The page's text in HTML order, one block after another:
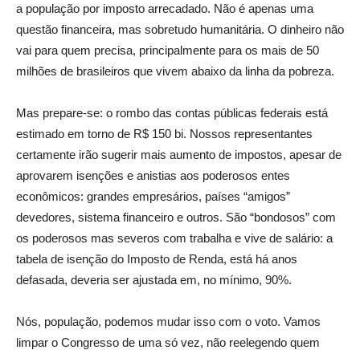
a população por imposto arrecadado. Não é apenas uma
questão financeira, mas sobretudo humanitária. O dinheiro não
vai para quem precisa, principalmente para os mais de 50
milhões de brasileiros que vivem abaixo da linha da pobreza.
Mas prepare-se: o rombo das contas públicas federais está
estimado em torno de R$ 150 bi. Nossos representantes
certamente irão sugerir mais aumento de impostos, apesar de
aprovarem isenções e anistias aos poderosos entes
econômicos: grandes empresários, países “amigos”
devedores, sistema financeiro e outros. São “bondosos” com
os poderosos mas severos com trabalha e vive de salário: a
tabela de isenção do Imposto de Renda, está há anos
defasada, deveria ser ajustada em, no mínimo, 90%.
Nós, população, podemos mudar isso com o voto. Vamos
limpar o Congresso de uma só vez, não reelegendo quem